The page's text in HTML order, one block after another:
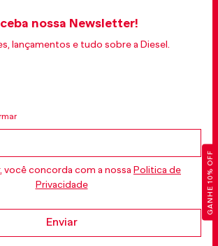
GANHE 10% OFF
nossa Newsletter!
lançamentos e tudo sobre a Diesel.
você concorda com a nossa Politica de
Privacidade
Enviar